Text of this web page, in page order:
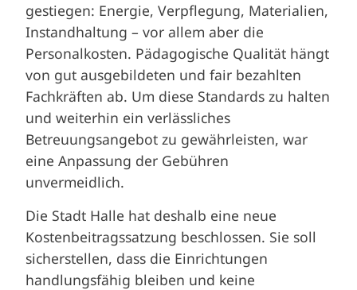
gestiegen: Energie, Verpflegung, Materialien,
Instandhaltung – vor allem aber die
Personalkosten. Pädagogische Qualität hängt
von gut ausgebildeten und fair bezahlten
Fachkräften ab. Um diese Standards zu halten
und weiterhin ein verlässliches
Betreuungsangebot zu gewährleisten, war
eine Anpassung der Gebühren
unvermeidlich.
Die Stadt Halle hat deshalb eine neue
Kostenbeitragssatzung beschlossen. Sie soll
sicherstellen, dass die Einrichtungen
handlungsfähig bleiben und keine